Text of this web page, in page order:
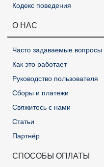
Кодекс поведения
О НАС
Часто задаваемые вопросы
Как это работает
Руководство пользователя
Сборы и платежи
Свяжитесь с нами
Статьи
Партнёр
СПОСОБЫ ОПЛАТЫ